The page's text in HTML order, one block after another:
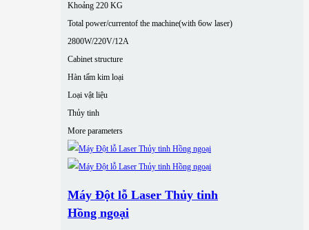
Khoảng 220 KG
Total power/currentof the machine(with 6ow laser)
2800W/220V/12A
Cabinet structure
Hàn tấm kim loại
Loại vật liệu
Thủy tinh
More parameters
Máy Đột lỗ Laser Thủy tinh
Hồng ngoại